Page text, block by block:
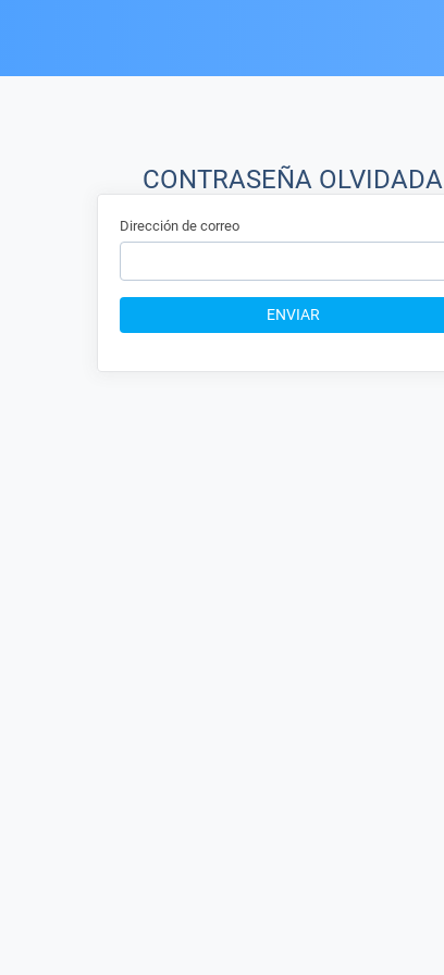
CONTRASEÑA OLVIDADA
Dirección de correo
ENVIAR